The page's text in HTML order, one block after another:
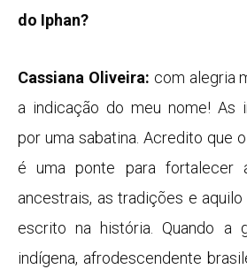
do Iphan?
Cassiana Oliveira: com alegria
a indicação do meu nome! As
por uma sabatina. Acredito que
é uma ponte para fortalecer
ancestrais, as tradições e
escrito na história. Quando a
indígena, afrodescendente